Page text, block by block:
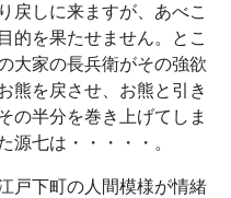
戻しに来ますが、あべこ
的を果たせません。とこ
大家の長兵衛がその強欲
熊を戻させ、お熊と引き
の半分を巻き上げてしま
源七は・・・・・。
戸下町の人間模様が情緒